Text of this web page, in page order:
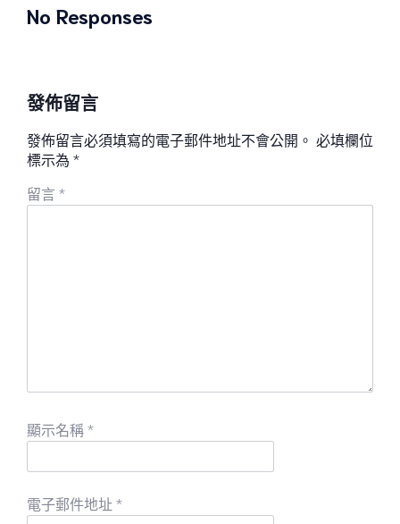
No Responses
發佈留言
發佈留言必須填寫的電子郵件地址不會公開。 必填欄位
標示為 *
留言 *
顯示名稱 *
電子郵件地址 *